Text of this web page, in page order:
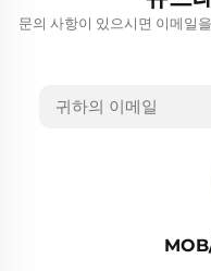
문의 사항이 있으시면 이메일